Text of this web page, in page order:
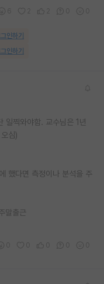
인하기
인하기
일찍와야함. 교수님은 1년
심)
했다면 측정이나 분석을 주
말출근